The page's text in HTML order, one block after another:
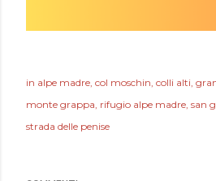
in alpe madre col moschin colli alti
monte grappa rifugio alpe madre san
strada delle penise